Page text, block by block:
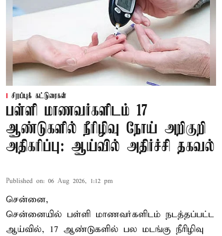
சிறப்புக் கட்டுரைகள்
பள்ளி மாணவர்களிடம் 17
ஆண்டுகளில் நீரிழிவு நோய் அறிகுறி
அதிகரிப்பு: ஆய்வில் அதிர்ச்சி தகவல்
Published on: 06 Aug 2026, 1:12 pm
சென்னை,
சென்னையில் பள்ளி மாணவர்களிடம் நடத்தப்பட்ட
ஆய்வில், 17 ஆண்டுகளில் பல மடங்கு நீரிழிவு